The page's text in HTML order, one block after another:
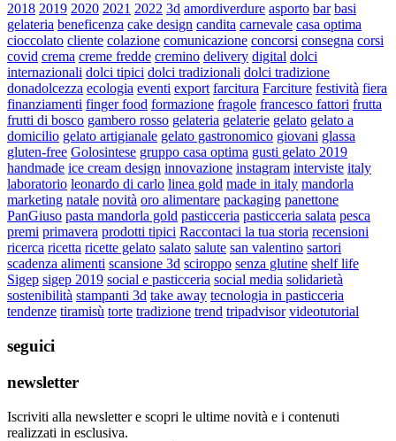
2018 2019 2020 2021 2022 3d amordiverdure asporto bar basi
gelateria beneficenza cake design candita carnevale casa optima
cioccolato cliente colazione comunicazione concorsi consegna corsi
covid crema creme fredde cremino delivery digital dolci
internazionali dolci tipici dolci tradizionali dolci tradizione
donadolcezza ecologia eventi export farcitura Farciture festività fiera
finanziamenti finger food formazione fragole francesco fattori frutta
frutti di bosco gambero rosso gelateria gelaterie gelato gelato a
domicilio gelato artigianale gelato gastronomico giovani glassa
gluten-free Golosintese gruppo casa optima gusti gelato 2019
handmade ice cream design innovazione instagram interviste italy
laboratorio leonardo di carlo linea gold made in italy mandorla
marketing natale novità oro alimentare packaging panettone
PanGiuso pasta mandorla gold pasticceria pasticceria salata pesca
premi primavera prodotti tipici Raccontaci la tua storia recensioni
ricerca ricetta ricette gelato salato salute san valentino sartori
scadenza alimenti scansione 3d sciroppo senza glutine shelf life
Sigep sigep 2019 social e pasticceria social media solidarietà
sostenibilità stampanti 3d take away tecnologia in pasticceria
tendenze tiramisù torte tradizione trend tripadvisor videotutorial
seguici
newsletter
Iscriviti alla newsletter e scopri le ultime novità e i contenuti
realizzati in esclusiva.